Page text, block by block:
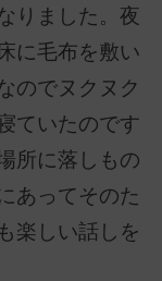
りました。夜
に毛布を敷い
のでヌクヌク
ていたのです
所に落しもの
あってそのた
楽しい話しを